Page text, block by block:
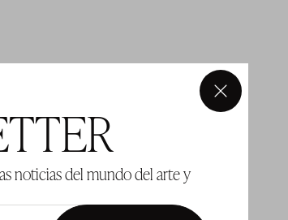
noticias del mundo del arte y
×